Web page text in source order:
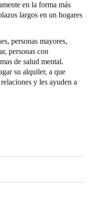
en la forma más
largos en un hogares
personas mayores,
personas con
de salud mental.
su alquiler, a que
y les ayuden a